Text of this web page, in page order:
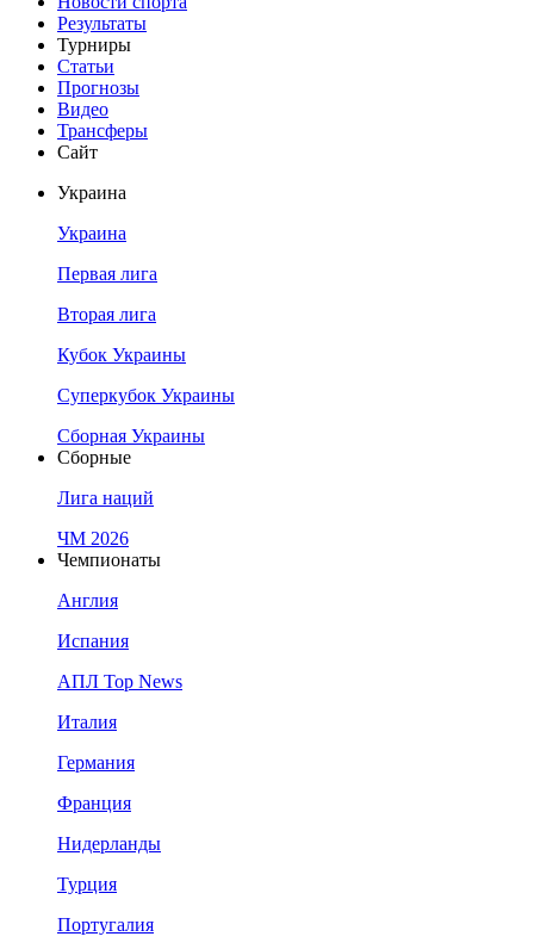
Результаты
Турниры
Статьи
Прогнозы
Видео
Трансферы
Сайт
Украина
Украина
Первая лига
Вторая лига
Кубок Украины
Суперкубок Украины
Сборная Украины
Сборные
Лига наций
ЧМ 2026
Чемпионаты
Англия
Испания
АПЛ Top News
Италия
Германия
Франция
Нидерланды
Турция
Португалия